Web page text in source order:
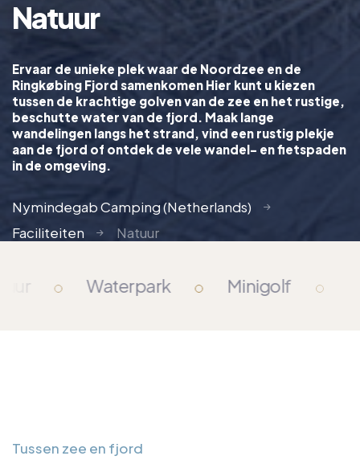
Natuur
Ervaar de unieke plek waar de Noordzee en de
Ringkøbing Fjord samenkomen Hier kunt u kiezen
tussen de krachtige golven van de zee en het rustige,
beschutte water van de fjord. Maak lange
wandelingen langs het strand, vind een rustig plekje
aan de fjord of ontdek de vele wandel- en fietspaden
in de omgeving.
Nymindegab Camping (Netherlands)
Faciliteiten
Natuur
Waterpark Minigolf
Tussen zee en fjord